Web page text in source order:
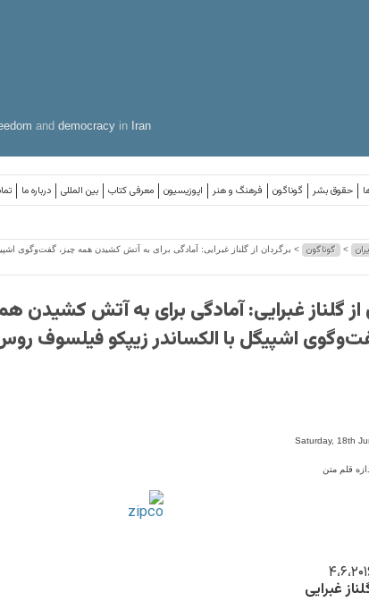
and democracy in Iran
درباره ما بین المللی معرفی کتاب اپوزیسیون فرهنگ و هنر گوناگون حقوق بشر
> گوناگون
> برگردان از گلناز غبرایی: آمادگی برای به آتش کشیدن همه چیز، گفت‌وگوی
از گلناز غبرایی: آمادگی برای به آتش کشیدن
اشپیگل با الکساندر زیپکو فیلسوف
Saturday, 18th
قلم متن
غبرایی